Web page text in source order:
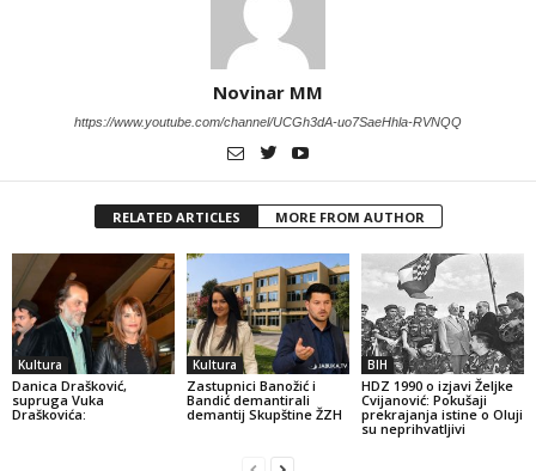
Novinar MM
https://www.youtube.com/channel/UCGh3dA-uo7SaeHhla-RVNQQ
RELATED ARTICLES MORE FROM AUTHOR
Kultura
Danica Drašković,
supruga Vuka
Draškovića:
Kultura
Zastupnici Banožić i
Bandić demantirali
demantij Skupštine ŽZH
BIH
HDZ 1990 o izjavi Željke
Cvijanović: Pokušaji
prekrajanja istine o Oluji
su neprihvatljivi